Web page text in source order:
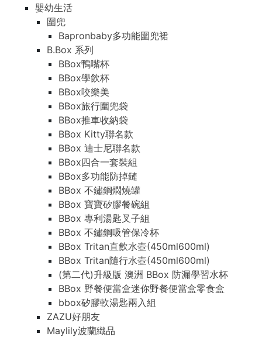
嬰幼生活
圍兜
Bapronbaby多功能圍兜裙
B.Box 系列
BBox鴨嘴杯
BBox學飲杯
BBox咬樂美
BBox旅行圍兜袋
BBox推車收納袋
BBox Kitty聯名款
BBox 迪士尼聯名款
BBox四合一套裝組
BBox多功能防掉鏈
BBox 不鏽鋼燜燒罐
BBox 寶寶矽膠餐碗組
BBox 專利湯匙叉子組
BBox 不鏽鋼吸管保冷杯
BBox Tritan直飲水壺(450ml600ml)
BBox Tritan隨行水壺(450ml600ml)
(第二代)升級版 澳洲 BBox 防漏學習水杯
BBox 野餐便當盒迷你野餐便當盒零食盒
bbox矽膠軟湯匙兩入組
ZAZU好朋友
Maylily波蘭織品